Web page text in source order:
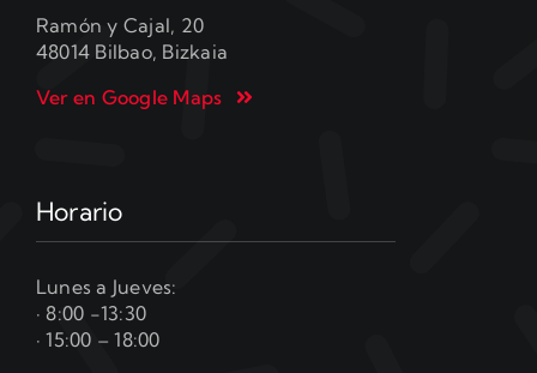
Ramón y Cajal, 20
48014 Bilbao, Bizkaia
Ver en Google Maps
Horario
Lunes a Jueves:
· 8:00 -13:30
· 15:00 – 18:00